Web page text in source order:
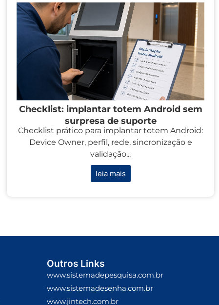
Checklist: implantar totem Android sem
surpresa de suporte
Checklist prático para implantar totem Android:
Device Owner, perfil, rede, sincronização e
validação...
leia mais
Outros Links
www.sistemadepesquisa.com.br
www.sistemadesenha.com.br
www.jintech.com.br